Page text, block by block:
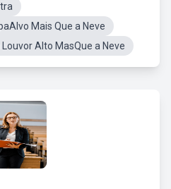
Mais Que a Neve
Alto MasQue a Neve